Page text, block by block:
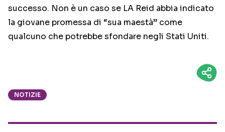
successo. Non è un caso se LA Reid abbia indicato
la giovane promessa di “sua maestà” come
qualcuno che potrebbe sfondare negli Stati Uniti.
NOTIZIE